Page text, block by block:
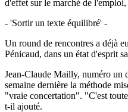
d'effet sur le marché de
- 'Sortir un texte équilibré' -
Un round de rencontres a déjà
Pénicaud, dans un état d'esprit
Jean-Claude Mailly, numéro un
semaine dernière la méthode
"vraie concertation". "C'est
t-il ajouté.